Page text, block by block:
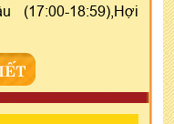
(17:00-18:59),Hợi